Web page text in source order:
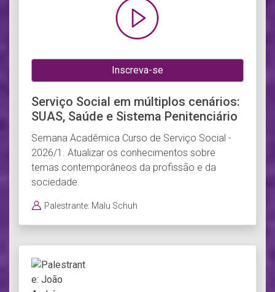
Inscreva-se
Serviço Social em múltiplos cenários:
SUAS, Saúde e Sistema Penitenciário
Semana Acadêmica Curso de Serviço Social -
2026/1. Atualizar os conhecimentos sobre
temas contemporâneos da profissão e da
sociedade.
Palestrante: Malu Schuh